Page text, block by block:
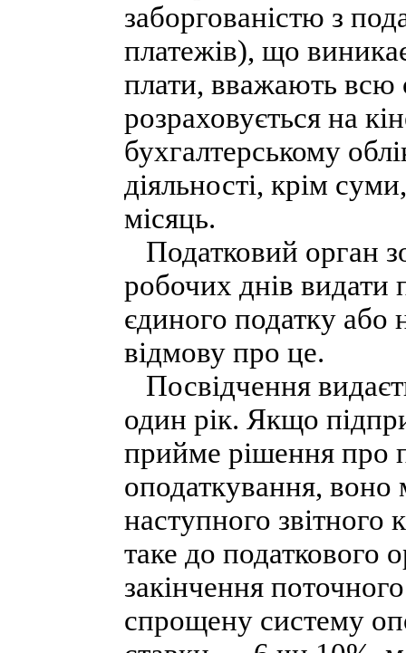
заборгованістю з
платежів), що
плати, вважають всю
розраховується на
бухгалтерському
діяльності, крім
місяць.
Податковий орган
робочих днів видати
єдиного податку або
відмову про це.
Посвідчення
один рік. Якщо
прийме рішення про
оподаткування, воно
наступного
таке до податкового
закінчення
спрощену систему